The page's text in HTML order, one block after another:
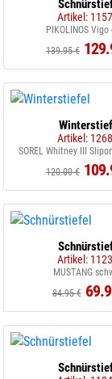
Artikel:
PIKOLINOS
139.95 €
Artikel:
SOREL Whitney III
120.00 €
Artikel:
MUSTANG
84.95 €